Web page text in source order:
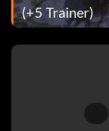
(+5 Trainer)